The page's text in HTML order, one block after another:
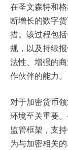
在圣文森特和
断增长的数字
措。该过程包
规，以及持续
法性、增强的
作伙伴的能力。
对于加密货币
环境至关重要
监管框架，支
为与加密相关